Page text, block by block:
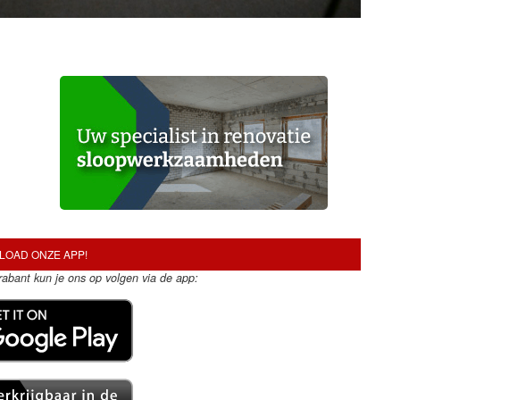
ONZE APP!
kun je ons op volgen via de app: